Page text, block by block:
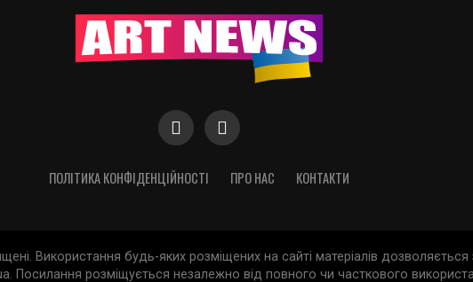
ПОЛІТИКА КОНФІДЕНЦІЙНОСТІ ПРО НАС КОНТАКТИ
Використання будь-яких розміщених на сайті матеріалів
Посилання розміщується незалежно від повного чи часткового